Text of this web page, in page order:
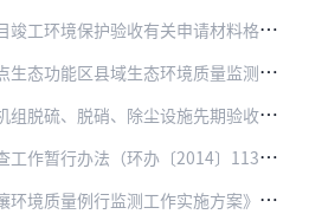
收有关申请材料格式和内容的通知（环办〔2014〕10号）
环境质量监测评价与考核指标体系》的通知（环发〔2014〕32号）
除尘设施先期验收有关工作的通知（环办〔2014〕50号）
作暂行办法（环办〔2014〕113号）
行监测工作实施方案》的通知（环办〔2014〕89号）